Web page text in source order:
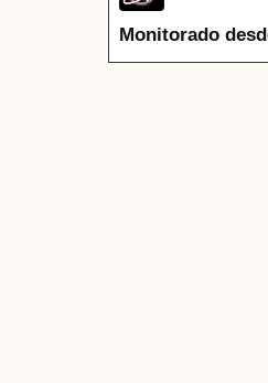
Monitorado